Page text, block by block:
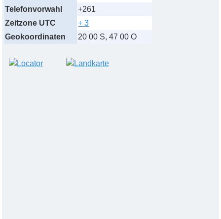
Telefonvorwahl
+261
Zeitzone UTC
+ 3
Geokoordinaten
20 00 S, 47 00 O